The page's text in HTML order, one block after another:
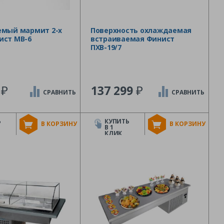
мармит 2-х
МВ-6
₽
В КОРЗИНУ
СРАВНИТЬ
Поверхность охлаждаемая
встраиваемая Финист
ПХВ-19/7
137 299₽
В КОРЗИНУ
СРАВНИТЬ
КУПИТЬ
В 1
КЛИК